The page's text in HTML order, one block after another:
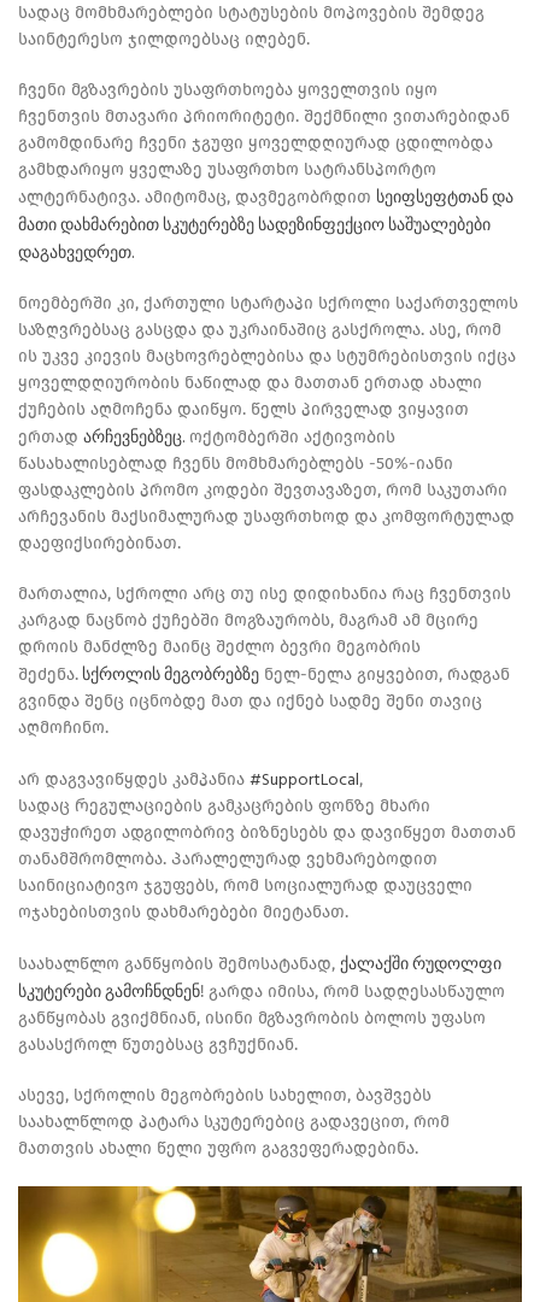
სადაც მომხმარებლები სტატუსების მოპოვების შემდეგ
საინტერესო ჯილდოებსაც იღებენ.
ჩვენი მგზავრების უსაფრთხოება ყოველთვის იყო
ჩვენთვის მთავარი პრიორიტეტი. შექმნილი ვითარებიდან
გამომდინარე ჩვენი ჯგუფი ყოველდღიურად ცდილობდა
გამხდარიყო ყველაზე უსაფრთხო სატრანსპორტო
ალტერნატივა. ამიტომაც, დავმეგობრდით სეიფსეფტთან და
მათი დახმარებით სკუტერებზე სადეზინფექციო საშუალებები
დაგახვედრეთ.
ნოემბერში კი, ქართული სტარტაპი სქროლი საქართველოს
საზღვრებსაც გასცდა და უკრაინაშიც გასქროლა. ასე, რომ
ის უკვე კიევის მაცხოვრებლებისა და სტუმრებისთვის იქცა
ყოველდღიურობის ნაწილად და მათთან ერთად ახალი
ქუჩების აღმოჩენა დაიწყო. წელს პირველად ვიყავით
ერთად არჩევნებზეც. ოქტომბერში აქტივობის
წასახალისებლად ჩვენს მომხმარებლებს -50%-იანი
ფასდაკლების პრომო კოდები შევთავაზეთ, რომ საკუთარი
არჩევანის მაქსიმალურად უსაფრთხოდ და კომფორტულად
დაეფიქსირებინათ.
მართალია, სქროლი არც თუ ისე დიდიხანია რაც ჩვენთვის
კარგად ნაცნობ ქუჩებში მოგზაურობს, მაგრამ ამ მცირე
დროის მანძლზე მაინც შეძლო ბევრი მეგობრის
შეძენა. სქროლის მეგობრებზე ნელ-ნელა გიყვებით, რადგან
გვინდა შენც იცნობდე მათ და იქნებ სადმე შენი თავიც
აღმოჩინო.
არ დაგვავიწყდეს კამპანია #SupportLocal,
სადაც Რეგულაციების გამკაცრების ფონზე მხარი
დავუჭირეთ ადგილობრივ ბიზნესებს და დავიწყეთ მათთან
თანამშრომლობა. Პარალელურად ვეხმარებოდით
საინიციატივო ჯგუფებს, რომ სოციალურად დაუცველი
ოჯახებისთვის დახმარებები მიეტანათ.
საახალწლო განწყობის შემოსატანად, ქალაქში რუდოლფი
სკუტერები გამოჩნდნენ! გარდა იმისა, რომ სადღესასწაულო
განწყობას გვიქმნიან, ისინი მგზავრობის ბოლოს უფასო
გასასქროლ წუთებსაც გვჩუქნიან.
ასევე, სქროლის მეგობრების სახელით, ბავშვებს
საახალწლოდ პატარა სკუტერებიც გადავეცით, რომ
მათთვის ახალი წელი უფრო გაგვეფერადებინა.